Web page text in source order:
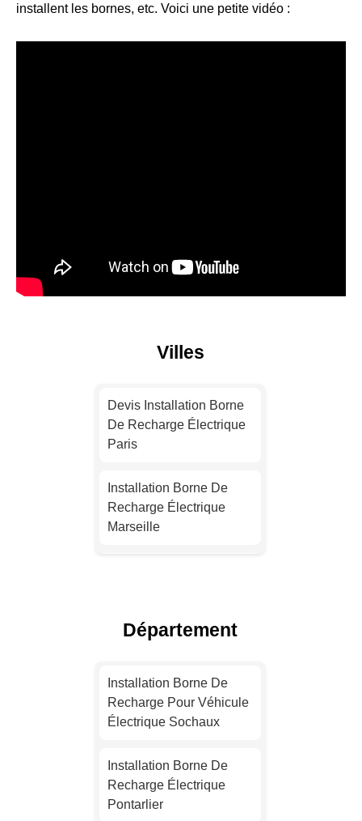
installent les bornes, etc. Voici une petite vidéo :
Villes
Devis Installation Borne
De Recharge Électrique
Paris
Installation Borne De
Recharge Électrique
Marseille
Toulouse
Électrique Nice
Département
Installation Borne De
Recharge Pour Véhicule
Électrique Sochaux
Installation Borne De
Recharge Électrique
Pontarlier